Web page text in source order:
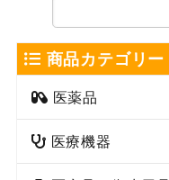
商品カテゴリー
医薬品
医療機器